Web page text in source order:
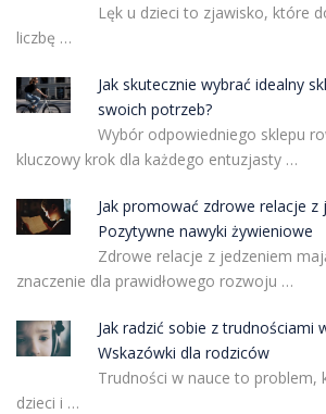
Lęk u dzieci to zjawisko, które
liczbę …
Jak skutecznie wybrać idealny
swoich potrzeb?
Wybór odpowiedniego sklepu
kluczowy krok dla każdego entuzjasty …
Jak promować zdrowe relacje z
Pozytywne nawyki żywieniowe
Zdrowe relacje z jedzeniem
znaczenie dla prawidłowego rozwoju …
Jak radzić sobie z trudnościami
Wskazówki dla rodziców
Trudności w nauce to problem,
dzieci i …